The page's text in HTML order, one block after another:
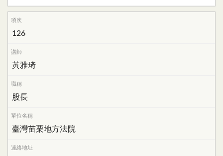
126
黃雅琦
股長
臺灣苗栗地方法院